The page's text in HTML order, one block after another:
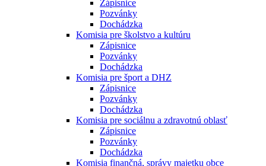
Zápisnice
Pozvánky
Dochádzka
Komisia pre školstvo a kultúru
Zápisnice
Pozvánky
Dochádzka
Komisia pre šport a DHZ
Zápisnice
Pozvánky
Dochádzka
Komisia pre sociálnu a zdravotnú oblasť
Zápisnice
Pozvánky
Dochádzka
Komisia finančná, správy majetku obce